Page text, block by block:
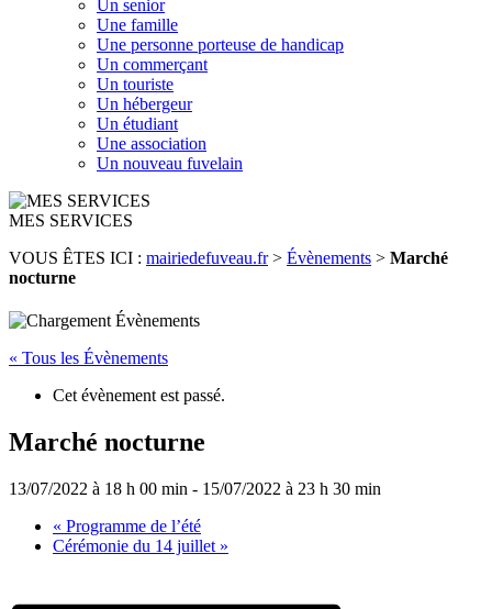
Un senior
Une famille
Une personne porteuse de handicap
Un commerçant
Un touriste
Un hébergeur
Un étudiant
Une association
Un nouveau fuvelain
MES SERVICES
VOUS ÊTES ICI : mairiedefuveau.fr> Évènements > Marché
nocturne
« Tous les Évènements
Cet évènement est passé.
Marché nocturne
13/07/2022 à 18 h 00 min - 15/07/2022 à 23 h 30 min
« Programme de l’été
Cérémonie du 14 juillet »